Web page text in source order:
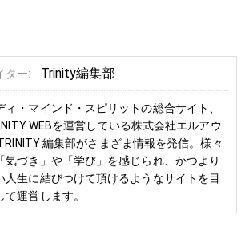
ター: Trinity編集部
ィ・マインド・スピリットの総合サイト、
WEBを運営している株式会社エルアウ
編集部がさまざま情報を発信。様々
気づき」や「学び」を感じられ、かつより
人生に結びつけて頂けるようなサイトを目
て運営します。